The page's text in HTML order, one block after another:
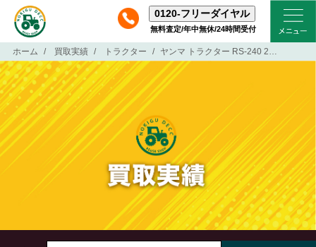
0120-フリーダイヤル
無料査定/年中無休/24時間受付
ホーム 買取実績 トラクター ヤンマ トラクター RS-240 24馬力 559時間